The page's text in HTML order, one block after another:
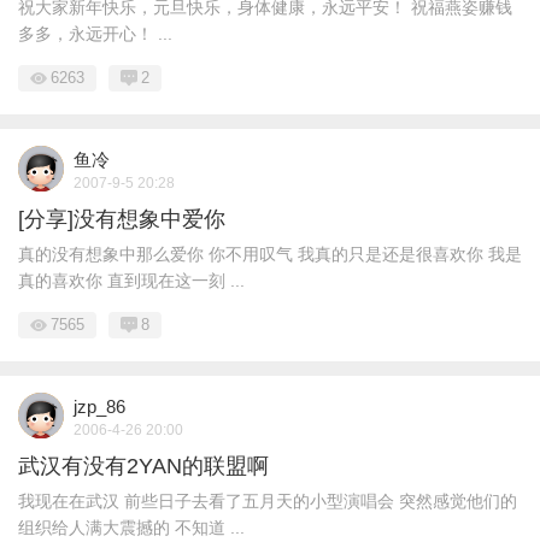
祝大家新年快乐，元旦快乐，身体健康，永远平安！ 祝福燕姿赚钱
多多，永远开心！ ...
6263 2
鱼冷
2007-9-5 20:28
[分享]没有想象中爱你
真的没有想象中那么爱你 你不用叹气 我真的只是还是很喜欢你 我是
真的喜欢你 直到现在这一刻 ...
7565 8
jzp_86
2006-4-26 20:00
武汉有没有2YAN的联盟啊
我现在在武汉 前些日子去看了五月天的小型演唱会 突然感觉他们的
组织给人满大震撼的 不知道 ...